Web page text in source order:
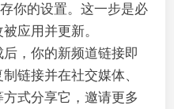
你的设置。这一步是必
应用并更新。
后，你的新频道链接即
链接并在社交媒体、
式分享它，邀请更多